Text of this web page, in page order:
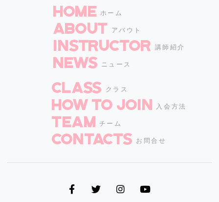
HOME ホーム
ABOUT アバウト
INSTRUCTOR 講師紹介
NEWS ニュース
CLASS クラス
How to join 入会方法
TEAM チーム
CONTACTS お問合せ